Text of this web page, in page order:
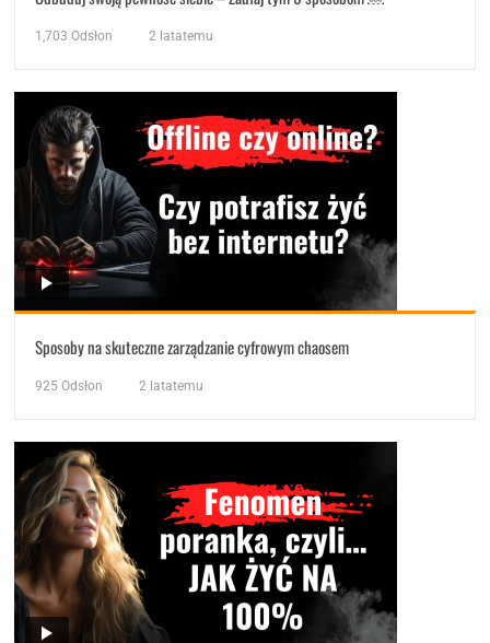
1,703 Odsłon 2 latatemu
Sposoby na skuteczne zarządzanie cyfrowym chaosem
925 Odsłon 2 latatemu